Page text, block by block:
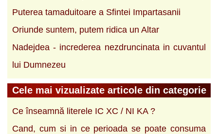
Puterea tamaduitoare a Sfintei Impartasanii
Oriunde suntem, putem ridica un Altar
Nadejdea - increderea nezdruncinata in cuvantul
lui Dumnezeu
Cele mai vizualizate articole din categorie
Ce înseamnă literele IC XC / NI KA ?
Cand, cum si in ce perioada se poate consuma